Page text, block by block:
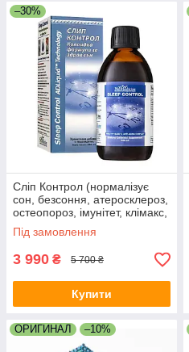
–30%
Сліп Контрол (нормалізує
сон, безсоння, атеросклероз,
остеопороз, імунітет, клімакс,
нормалізує тиск, стерс,
довголіття)
Під замовлення
3 990 ₴ 5 700 ₴
Купити
ОРИГИНАЛ –10%